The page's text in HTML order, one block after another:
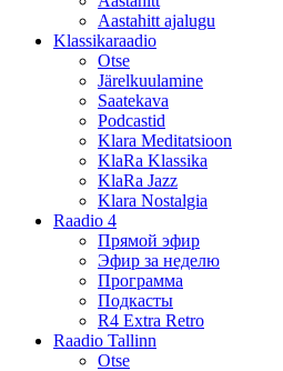
Aastahitt ajalugu
Klassikaraadio
Otse
Järelkuulamine
Saatekava
Podcastid
Klara Meditatsioon
KlaRa Klassika
KlaRa Jazz
Klara Nostalgia
Raadio 4
Прямой эфир
Эфир за неделю
Программа
Подкасты
R4 Extra Retro
Raadio Tallinn
Otse